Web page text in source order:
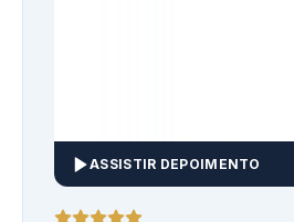
ASSISTIR DEPOIMENTO